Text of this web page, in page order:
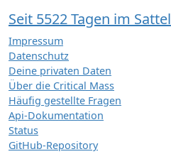
Seit 5522 Tagen im Sattel
Impressum
Datenschutz
Deine privaten Daten
Über die Critical Mass
Häufig gestellte Fragen
Api-Dokumentation
Status
GitHub-Repository